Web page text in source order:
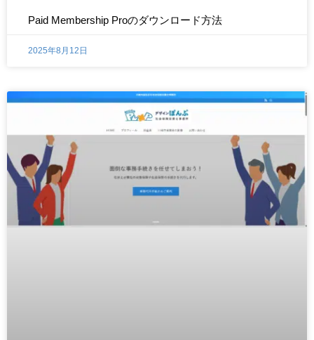
Paid Membership Proのダウンロード方法
2025年8月12日